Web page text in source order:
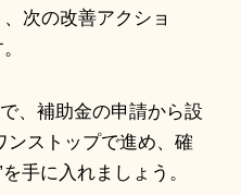
次の改善アクショ
、補助金の申請から設
ンストップで進め、確
手に入れましょう。